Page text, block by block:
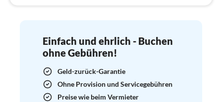
Einfach und ehrlich - Buchen
ohne Gebühren!
Geld-zurück-Garantie
Ohne Provision und Servicegebühren
Preise wie beim Vermieter